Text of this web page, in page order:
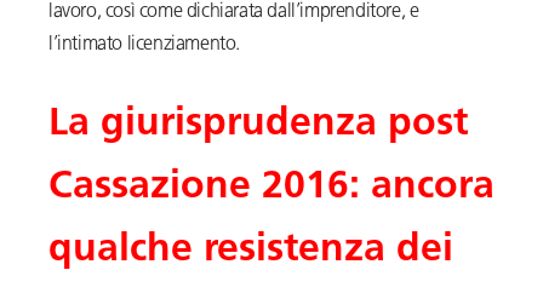
lavoro, così come dichiarata dall’imprenditore, e
l’intimato licenziamento.
La giurisprudenza post
Cassazione 2016: ancora
qualche resistenza dei